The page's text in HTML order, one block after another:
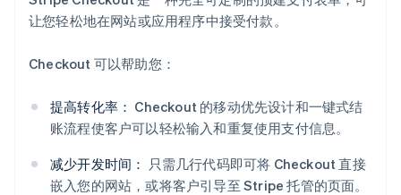
让您轻松地在网站或应用程序中接受付款。
Checkout 可以帮助您：
提高转化率： Checkout 的移动优先设计和一键式结
账流程使客户可以轻松输入和重复使用支付信息。
减少开发时间： 只需几行代码即可将 Checkout 直接
嵌入您的网站，或将客户引导至 Stripe 托管的页面。